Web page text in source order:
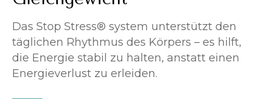
Das Stop Stress® system unterstützt den
täglichen Rhythmus des Körpers – es hilft,
die Energie stabil zu halten, anstatt einen
Energieverlust zu erleiden.